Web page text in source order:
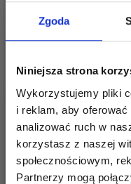
Zgoda
Niniejsza strona
Wykorzystujemy pliki
i reklam, aby oferować
analizować ruch w
korzystasz z naszej
społecznościowym,
Partnerzy mogą
PLASTIKOWE
PUDEŁKO Z
POKRYWKĄ,
27,3X18,4 CM, 13
KOMÓR
48,35 zł
Dodaj do koszyka